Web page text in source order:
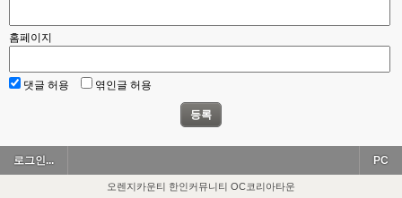
홈페이지
댓글 허용 엮인글 허용
등록
로그인... PC
오렌지카운티 한인커뮤니티 OC코리아타운